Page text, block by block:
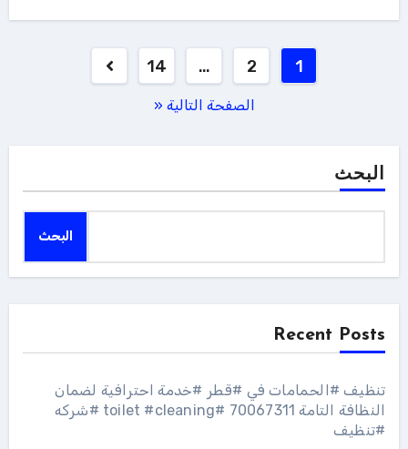
1
2
…
14
الصفحة التالية «
البحث
البحث
Recent Posts
تنظيف #الحمامات في #قطر #خدمة احترافية لضمان
النظافة التامة 70067311 #toilet #cleaning #شركه
#تنظيف